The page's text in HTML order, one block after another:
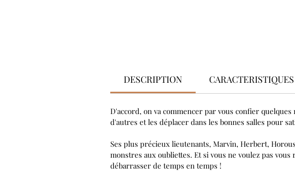
DESCRIPTION CARACTERISTIQUES
D'accord, on va commencer par vous confier
d'autres et les déplacer dans les bonnes salles pour
Ses plus précieux lieutenants, Marvin, Herbert,
monstres aux oubliettes. Et si vous ne voulez pas
débarrasser de temps en temps !